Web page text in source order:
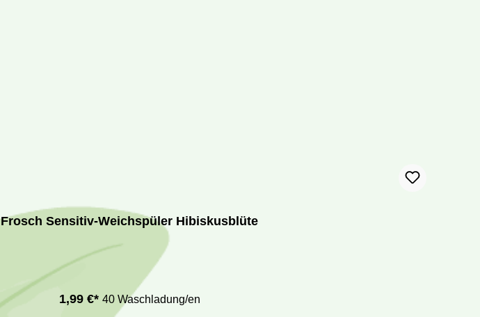
Frosch Sensitiv-Weichspüler Hibiskusblüte
1,99 €* 40 Waschladung/en